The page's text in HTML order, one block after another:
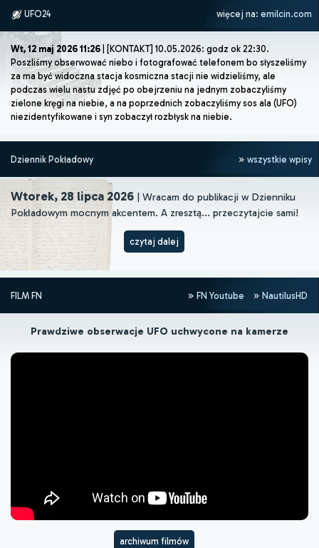
UFO24 więcej na: emilcin.com
Wt, 12 maj 2026 11:26 | [KONTAKT] 10.05.2026: godz ok 22:30.
Poszliśmy obserwować niebo i fotografować telefonem bo słyszeliśmy
za ma być widoczna stacja kosmiczna stacji nie widzieliśmy, ale
podczas wielu nastu zdjęć po obejrzeniu na jednym zobaczyliśmy
zielone kręgi na niebie, a na poprzednich zobaczyliśmy sos ala (UFO)
niezidentyfikowane i syn zobaczył rozbłysk na niebie.
Dziennik Pokładowy wszystkie wpisy
Wtorek, 28 lipca 2026 | Wracam do publikacji w Dzienniku
Pokładowym mocnym akcentem. A zresztą... przeczytajcie sami!
czytaj dalej
FILM FN FN Youtube NautilusHD
Prawdziwe obserwacje UFO uchwycone na kamerze
archiwum filmów